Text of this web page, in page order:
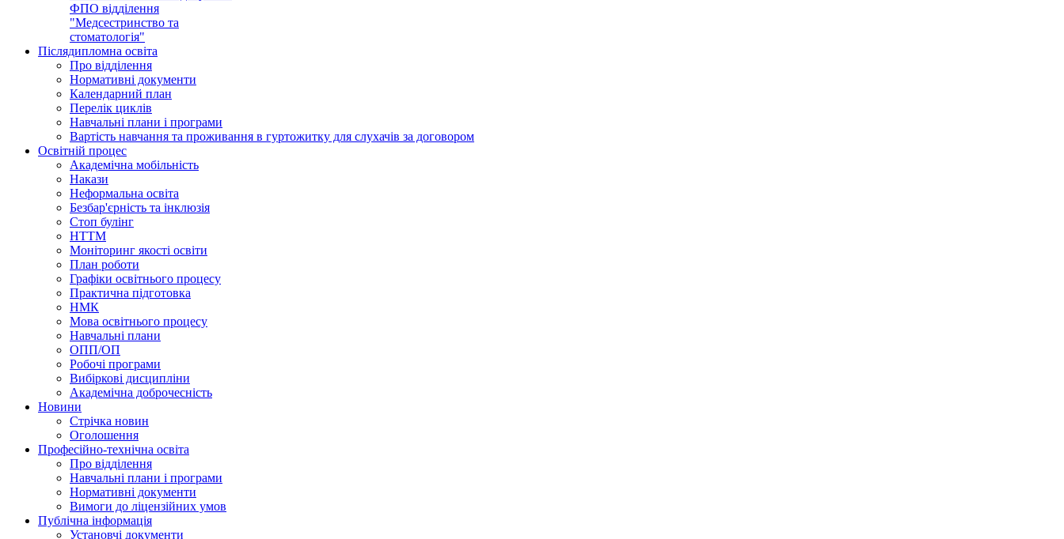
ФПО відділення
"Медсестринство та
стоматологія"
Післядипломна освіта
Про відділення
Нормативні документи
Календарний план
Перелік циклів
Навчальні плани і програми
Вартість навчання та проживання в гуртожитку для слухачів за договором
Освітній процес
Академічна мобільність
Накази
Неформальна освіта
Безбар'єрність та інклюзія
Стоп булінг
НТТМ
Моніторинг якості освіти
План роботи
Графіки освітнього процесу
Практична підготовка
НМК
Мова освiтнього процесу
Навчальнi плани
ОПП/ОП
Робочі програми
Вибiрковi дисциплiни
Академічна доброчесність
Новини
Стрічка новин
Оголошення
Професійно-технічна освіта
Про відділення
Навчальні плани і програми
Нормативнi документи
Вимоги до ліцензійних умов
Публічна інформація
Установчi документи